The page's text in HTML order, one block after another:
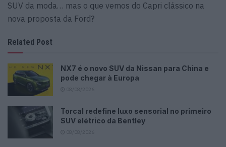
SUV da moda… mas o que vemos do Capri clássico na
nova proposta da Ford?
Related Post
NX7 é o novo SUV da Nissan para China e
pode chegar à Europa
Torcal redefine luxo sensorial no primeiro
SUV elétrico da Bentley